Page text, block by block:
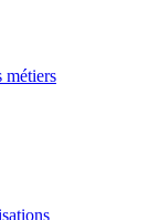
métiers